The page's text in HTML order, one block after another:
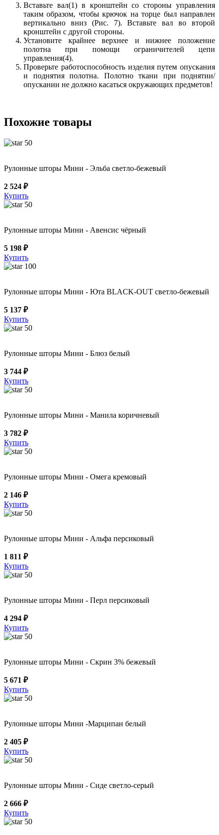
Вставьте вал(1) в кронштейн со стороны управления
таким образом, чтобы крючок на торце был направлен
вертикально вниз (Рис. 7). Вставьте вал во второй
кронштейн с другой стороны.
Установите крайнее верхнее и нижнее положение
полотна при помощи ограничителей цепи
управления(4).
Проверьте работоспособность изделия путем опускания
и поднятия полотна. Полотно ткани при поднятии/
опускании не должно касаться окружающих предметов!
Похожие товары
50
Рулонные шторы Мини - Эльба светло-бежевый
2 524 ₽
Купить
50
Рулонные шторы Мини - Авенсис чёрный
5 198 ₽
Купить
100
Рулонные шторы Мини - Юта BLACK-OUT светло-бежевый
5 137 ₽
Купить
50
Рулонные шторы Мини - Блюз белый
3 744 ₽
Купить
50
Рулонные шторы Мини - Манила коричневый
3 782 ₽
Купить
50
Рулонные шторы Мини - Омега кремовый
2 146 ₽
Купить
50
Рулонные шторы Мини - Альфа персиковый
1 811 ₽
Купить
50
Рулонные шторы Мини - Перл персиковый
4 294 ₽
Купить
50
Рулонные шторы Мини - Скрин 3% бежевый
5 671 ₽
Купить
50
Рулонные шторы Мини -Марципан белый
2 405 ₽
Купить
50
Рулонные шторы Мини - Сиде светло-серый
2 666 ₽
Купить
50